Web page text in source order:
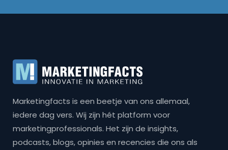
Marketingfacts is een beetje van ons allemaal,
iedere dag vers. Wij zijn hét platform voor
marketingprofessionals. Het zijn de insights,
podcasts, blogs, opinies en recencies die ons als